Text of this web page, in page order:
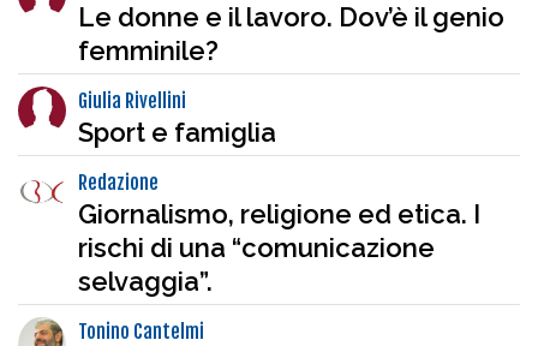
Le donne e il lavoro. Dov’è il genio
femminile?
Giulia Rivellini
Sport e famiglia
Redazione
Giornalismo, religione ed etica. I
rischi di una “comunicazione
selvaggia”.
Tonino Cantelmi